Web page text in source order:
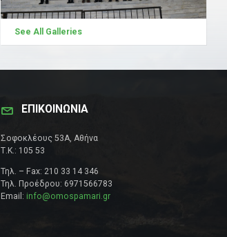
See All Galleries
ΕΠΙΚΟΙΝΩΝΊΑ
Σοφοκλέους 53Α, Αθήνα
Τ.Κ.: 105 53
Τηλ. – Fax: 210 33 14 346
Τηλ. Προέδρου: 6971566783
Email: info@omospamari.gr